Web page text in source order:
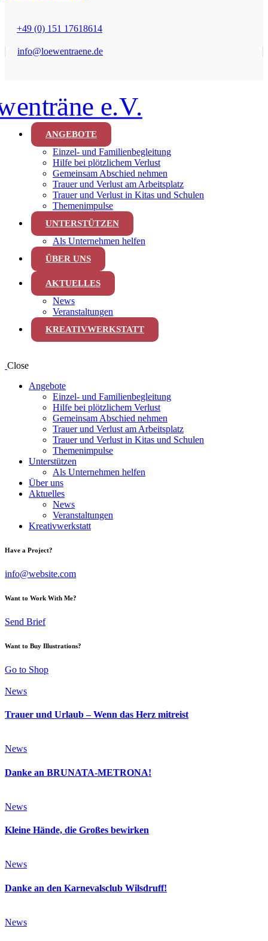
+49 (0) 151 17618614
info@loewentraene.de
ANGEBOTE
Einzel- und Familienbegleitung
Hilfe bei plötzlichem Verlust
Gemeinsam Abschied nehmen
Trauer und Verlust am Arbeitsplatz
Trauer und Verlust in Kitas und Schulen
Themenimpulse
UNTERSTÜTZEN
Als Unternehmen helfen
ÜBER UNS
AKTUELLES
News
Veranstaltungen
KREATIVWERKSTATT
Close
Angebote
Einzel- und Familienbegleitung
Hilfe bei plötzlichem Verlust
Gemeinsam Abschied nehmen
Trauer und Verlust am Arbeitsplatz
Trauer und Verlust in Kitas und Schulen
Themenimpulse
Unterstützen
Als Unternehmen helfen
Über uns
Aktuelles
News
Veranstaltungen
Kreativwerkstatt
Have a Project?
info@website.com
Want to Work With Me?
Send Brief
Want to Buy Illustrations?
Go to Shop
News
Trauer und Urlaub – Wenn das Herz mitreist
News
Danke an BRUNATA-METRONA!
News
Kleine Hände, die Großes bewirken
News
Danke an den Karnevalsclub Wilsdruff!
News